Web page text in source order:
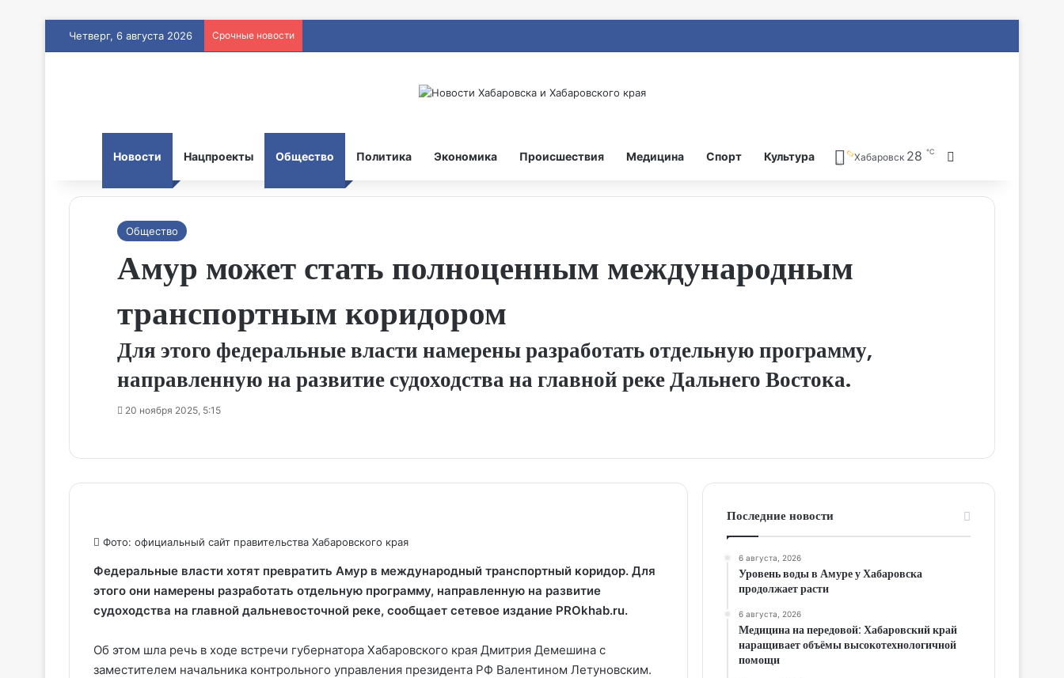
Четверг, 6 августа 2026 Срочные новости
Новости Нацпроекты Общество Политика Экономика Происшествия Медицина Спорт Культура Хабаровск 28 ℃
Общество
Амур может стать полноценным международным
транспортным коридором
Для этого федеральные власти намерены разработать отдельную программу,
направленную на развитие судоходства на главной реке Дальнего Востока.
20 ноября 2025, 5:15
Фото: официальный сайт правительства Хабаровского края
Федеральные власти хотят превратить Амур в международный транспортный коридор. Для
этого они намерены разработать отдельную программу, направленную на развитие
судоходства на главной дальневосточной реке, сообщает сетевое издание PROkhab.ru.
Об этом шла речь в ходе встречи губернатора Хабаровского края Дмитрия Демешина с
заместителем начальника контрольного управления президента РФ Валентином Летуновским.
Последние новости
6 августа, 2026
Уровень воды в Амуре у Хабаровска
продолжает расти
6 августа, 2026
Медицина на передовой: Хабаровский край
наращивает объёмы высокотехнологичной
помощи